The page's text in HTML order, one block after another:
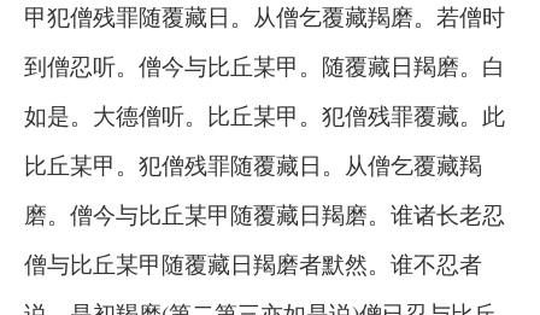
甲犯僧残罪随覆藏日。从僧乞覆藏羯磨。若僧时
到僧忍听。僧今与比丘某甲。随覆藏日羯磨。白
如是。大德僧听。比丘某甲。犯僧残罪覆藏。此
比丘某甲。犯僧残罪随覆藏日。从僧乞覆藏羯
磨。僧今与比丘某甲随覆藏日羯磨。谁诸长老忍
僧与比丘某甲随覆藏日羯磨者默然。谁不忍者